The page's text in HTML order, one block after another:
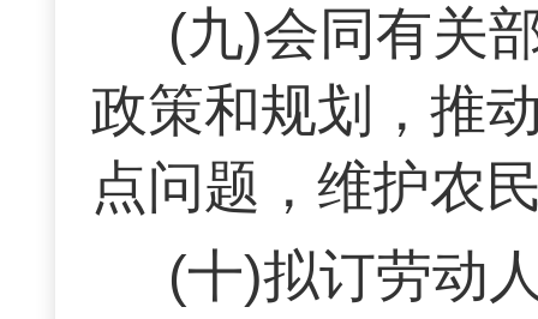
(九)会同有关
政策和规划，推
点问题，维护农
(十)拟订劳动